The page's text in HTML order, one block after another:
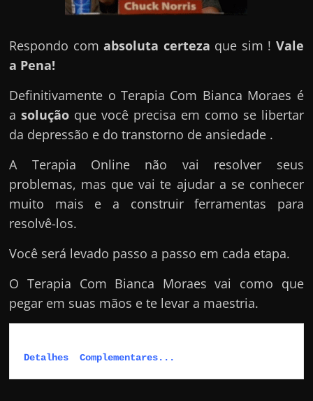
Respondo comabsoluta certeza que sim ! Vale
a Pena!
Definitivamente o Terapia Com Bianca Moraes é
asolução que você precisa em como se libertar
da depressão e do transtorno de ansiedade .
A Terapia Online não vai resolver seus
problemas, mas que vai te ajudar a se conhecer
muito mais e a construir ferramentas para
resolvê-los.
Você será levado passo a passo em cada etapa.
O Terapia Com Bianca Moraes vai como que
pegar em suas mãos e te levar a maestria.
Detalhes  Complementares...